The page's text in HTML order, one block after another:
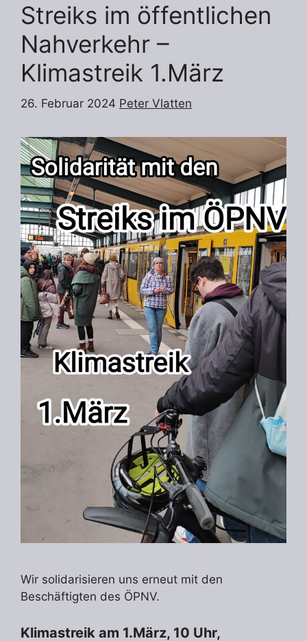
Streiks im öffentlichen
Nahverkehr –
Klimastreik 1.März
26. Februar 2024 Peter Vlatten
Wir solidarisieren uns erneut mit den
Beschäftigten des ÖPNV.
Klimastreik am 1.März, 10 Uhr,